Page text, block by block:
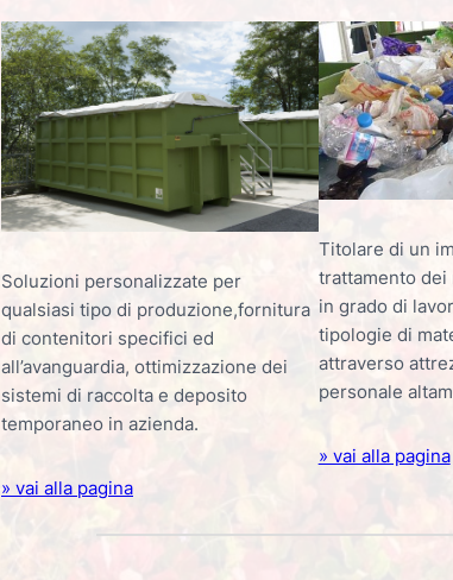
Soluzioni personalizzate per
qualsiasi tipo di produzione,fornitura
di contenitori specifici ed
all’avanguardia, ottimizzazione dei
sistemi di raccolta e deposito
temporaneo in azienda.
» vai alla pagina
Titolare di un
trattamento
in grado di
tipologie di
attraverso
personale
» vai alla pagina